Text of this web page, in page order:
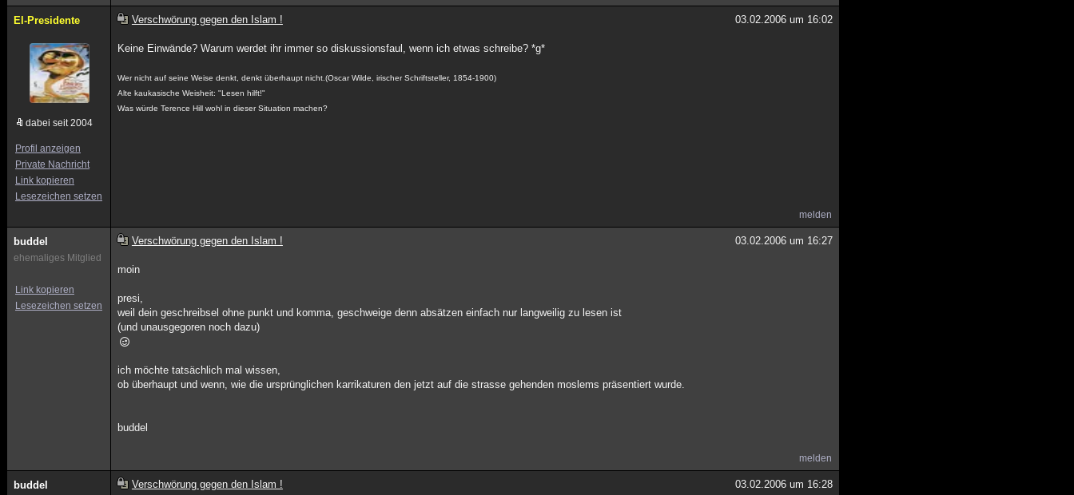
El-Presidente
dabei seit 2004
Profil anzeigen
Private Nachricht
Link kopieren
Lesezeichen setzen
Verschwörung gegen den Islam ! 03.02.2006 um 16:02
Keine Einwände? Warum werdet ihr immer so diskussionsfaul, wenn ich etwas schreibe? *g*
Wer nicht auf seine Weise denkt, denkt überhaupt nicht.(Oscar Wilde, irischer Schriftsteller, 1854-1900)
Alte kaukasische Weisheit: "Lesen hilft!"
Was würde Terence Hill wohl in dieser Situation machen?
melden
buddel
ehemaliges Mitglied
Link kopieren
Lesezeichen setzen
Verschwörung gegen den Islam ! 03.02.2006 um 16:27
moin
presi,
weil dein geschreibsel ohne punkt und komma, geschweige denn absätzen einfach nur langweilig zu lesen ist
(und unausgegoren noch dazu)
ich möchte tatsächlich mal wissen,
ob überhaupt und wenn, wie die ursprünglichen karrikaturen den jetzt auf die strasse gehenden moslems präsentiert wurde.
buddel
melden
buddel Verschwörung gegen den Islam ! 03.02.2006 um 16:28